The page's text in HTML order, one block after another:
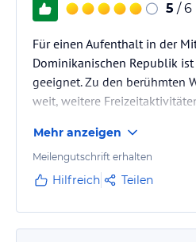
5 / 6
Für einen Aufenthalt in der
Dominikanischen Republik
geeignet. Zu den berühmten
weit, weitere
Mehr anzeigen
Meilengutschrift erhalten
Hilfreich Teilen